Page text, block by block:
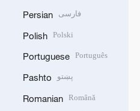
Persian فارسی
Polish Polski
Portuguese Português
Pashto پښتو
Romanian Română